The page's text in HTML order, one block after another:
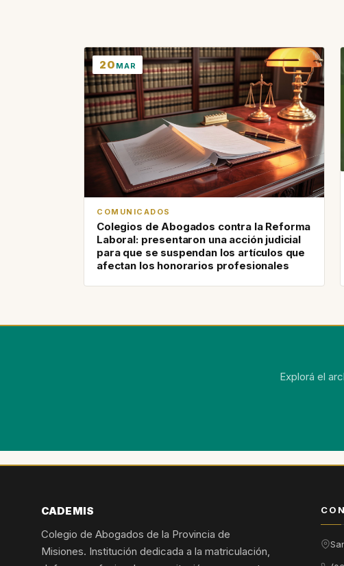
20 MAR
COMUNICADOS
Colegios de Abogados contra la Reforma
Laboral: presentaron una acción judicial
para que se suspendan los artículos que
afectan los honorarios profesionales
Explorá el
CADEMIS
Colegio de Abogados de la Provincia de
Misiones. Institución dedicada a la matriculación,